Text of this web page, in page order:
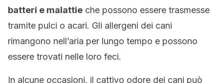
batteri e malattie che possono essere trasmesse
tramite pulci o acari. Gli allergeni dei cani
rimangono nell’aria per lungo tempo e possono
essere trovati nelle loro feci.
In alcune occasioni, il cattivo odore dei cani può